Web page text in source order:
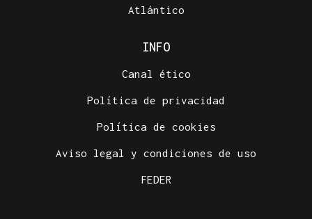
Atlántico
INFO
Canal ético
Política de privacidad
Política de cookies
Aviso legal y condiciones de uso
FEDER